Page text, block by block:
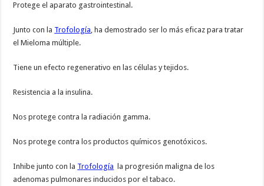
Protege el aparato gastrointestinal.
Junto con la Trofología, ha demostrado ser lo más eficaz para tratar
el Mieloma múltiple.
Tiene un efecto regenerativo en las células y tejidos.
Resistencia a la insulina.
Nos protege contra la radiación gamma.
Nos protege contra los productos químicos genotóxicos.
Inhibe junto con la Trofología la progresión maligna de los
adenomas pulmonares inducidos por el tabaco.